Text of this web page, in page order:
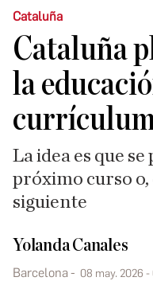
Cataluña
Cataluña
la
La idea es que
próximo curso
siguiente
Yolanda Canales
Barcelona 08 may. 2026 -